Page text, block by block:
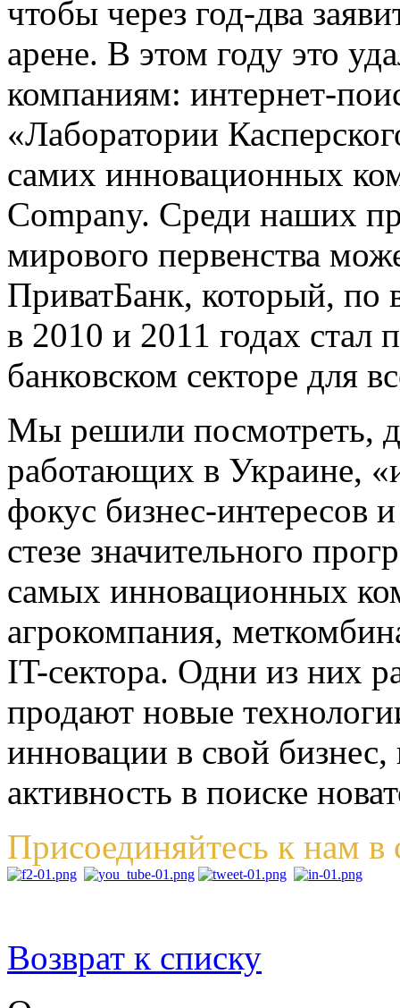
чтобы через год-два
арене. В этом году это
компаниям: интернет-
«Лаборатории
самих инновационных
Company. Среди наших
мирового первенства
ПриватБанк, который, по
в 2010 и 2011 годах стал
банковском секторе для
Мы решили посмотреть,
работающих в Украине,
фокус бизнес-интересов
стезе значительного
самых инновационных
агрокомпания,
IT-сектора. Одни из них
продают новые
инновации в свой
активность в поиске
Присоединяйтесь к нам в
Возврат к списку